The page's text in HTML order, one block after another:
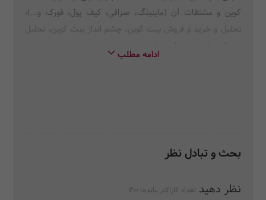
کوین و مشتقات آن (ماینینگ، صرافی، کیف پول، فورک و...)،
تحلیل و خرید و فروش بیت کوین، چشم انداز بیت کوین، تحلیل
معرفی منابعی برای بررسی بیشتر بیت کوین
ادامه مطلب
بحث و تبادل نظر
نظر دهید تعداد کاراکتر مانده: 300